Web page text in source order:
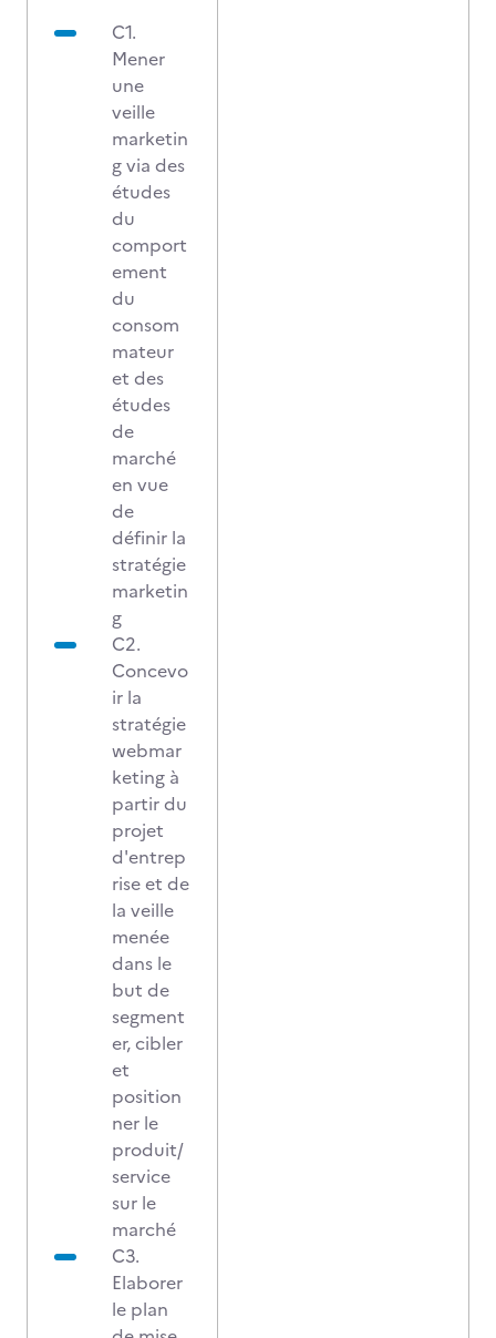
C1.
Mener
une
veille
marketin
g via des
études
du
comport
ement
du
consom
mateur
et des
études
de
marché
en vue
de
définir la
stratégie
marketin
g
C2.
Concevo
ir la
stratégie
webmar
keting à
partir du
projet
d'entrep
rise et de
la veille
menée
dans le
but de
segment
er, cibler
et
position
ner le
produit/
service
sur le
marché
C3.
Elaborer
le plan